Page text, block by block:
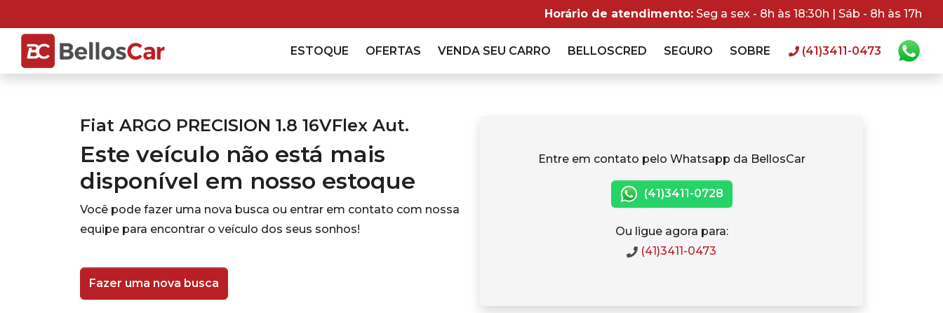
Horário de atendimento: Seg a sex - 8h às 18:30h | Sáb - 8h às 17h
ESTOQUE OFERTAS VENDA SEU CARRO BELLOSCRED SEGURO SOBRE (41)3411-0473
Fiat ARGO PRECISION 1.8 16VFlex Aut.
Este veículo não está mais
disponível em nosso estoque
Você pode fazer uma nova busca ou entrar em contato com nossa
equipe para encontrar o veículo dos seus sonhos!
Fazer uma nova busca
Entre em contato pelo Whatsapp da BellosCar
(41)3411-0728
Ou ligue agora para:
(41)3411-0473